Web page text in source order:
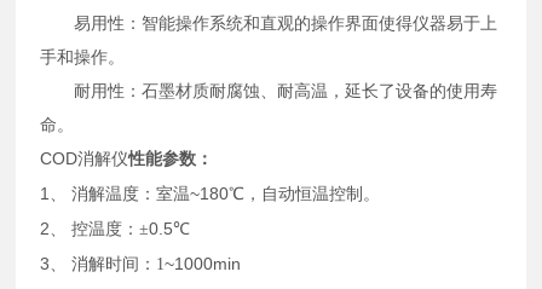
易用性：智能操作系统和直观的操作界面使得仪器易于上
手和操作。
耐用性：石墨材质耐腐蚀、耐高温，延长了设备的使用寿
命。
COD消解仪性能参数：
1、消解温度：室温~180℃ ，自动恒温控制。
2、控温度：±0.5℃
3、消解时间： 1~1000min